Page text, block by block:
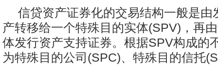
信贷资产证券化的交易结构一般是由
产转移给一个特殊目的实体(SPV)，再
体发行资产支持证券。根据SPV构成的
为特殊目的公司(SPC)、特殊目的信托